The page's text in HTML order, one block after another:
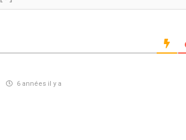
6 années il y a